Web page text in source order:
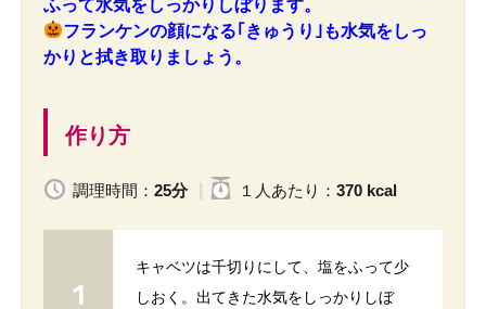
ふって水気をしっかりしぼります。
フランケンの顔になる｢きゅうり｣も水気をしっ
かりと拭き取りましょう。
作り方
調理時間： 25分 １人 あたり ： 370 kcal
キャベツは千切りにして、塩をふって少
しおく。出てきた水気をしっかりしぼ